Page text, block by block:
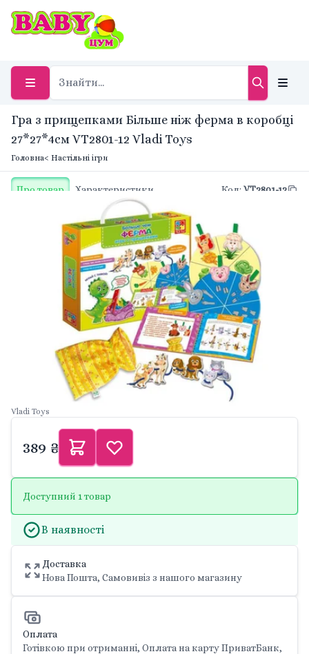
Гра з прищепками Більше ніж ферма в коробці
27*27*4см VT2801-12 Vladi Toys
Головна< Настільні ігри
Про товар Характеристики Код: VT2801-12
Vladi Toys
389 ₴
Доступний 1 товар
В наявності
Доставка
Нова Пошта, Самовивіз з нашого магазину
Оплата
Готівкою при отриманні, Оплата на карту ПриватБанк,